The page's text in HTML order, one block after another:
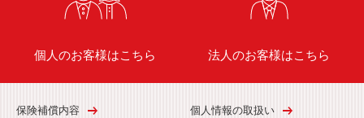
個人のお客様はこちら 法人のお客様はこちら
保険補償内容 個人情報の取扱い